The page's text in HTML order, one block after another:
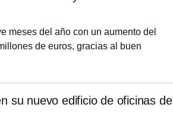
meses del año con un aumento del
de euros, gracias al buen
aunque en especial la residencial
de suelo para levantar 3.836
su nuevo edificio de oficinas de